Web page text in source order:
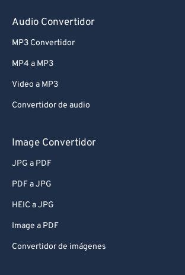
Audio Convertidor
MP3 Convertidor
MP4 a MP3
Video a MP3
Convertidor de audio
Image Convertidor
JPG a PDF
PDF a JPG
HEIC a JPG
Image a PDF
Convertidor de imágenes